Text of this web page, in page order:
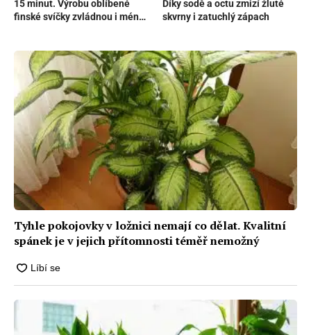
15 minut. Výrobu oblíbené
finské svíčky zvládnou i méně
Díky sodě a octu zmizí žluté
skvrny i zatuchlý zápach
Tyhle pokojovky v ložnici nemají co dělat. Kvalitní
spánek je v jejich přítomnosti téměř nemožný